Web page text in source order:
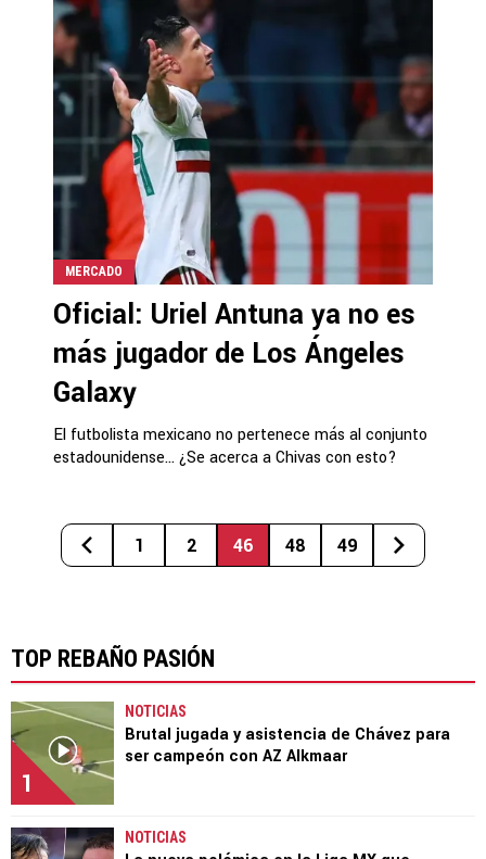
MERCADO
Oficial: Uriel Antuna ya no es
más jugador de Los Ángeles
Galaxy
El futbolista mexicano no pertenece más al conjunto
estadounidense... ¿Se acerca a Chivas con esto?
1 2 46 48 49
TOP REBAÑO PASIÓN
1
NOTICIAS
Brutal jugada y asistencia de Chávez para
ser campeón con AZ Alkmaar
NOTICIAS